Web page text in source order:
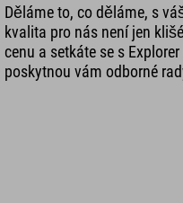
Děláme to, co děláme, s
kvalita pro nás není jen
cenu a setkáte se s
poskytnou vám odborné